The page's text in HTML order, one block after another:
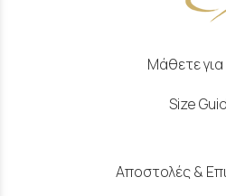
Μάθετε για
Size
Αποστολές &